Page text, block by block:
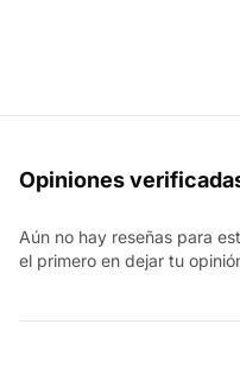
Opiniones
Aún no hay reseñas para
el primero en dejar tu